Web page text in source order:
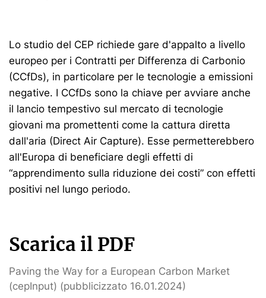
Lo studio del CEP richiede gare d'appalto a livello
europeo per i Contratti per Differenza di Carbonio
(CCfDs), in particolare per le tecnologie a emissioni
negative. I CCfDs sono la chiave per avviare anche
il lancio tempestivo sul mercato di tecnologie
giovani ma promettenti come la cattura diretta
dall'aria (Direct Air Capture). Esse permetterebbero
all'Europa di beneficiare degli effetti di
“apprendimento sulla riduzione dei costi” con effetti
positivi nel lungo periodo.
Scarica il PDF
Paving the Way for a European Carbon Market
(cepInput) (pubblicizzato 16.01.2024)